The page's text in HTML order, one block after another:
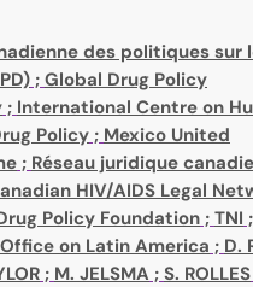
des politiques sur
; Global Drug Policy
; International Centre on
Policy ; Mexico United
; Réseau juridique
HIV/AIDS Legal
Policy Foundation ; TNI ;
on Latin America ; D.
; M. JELSMA ; S. ROLLES